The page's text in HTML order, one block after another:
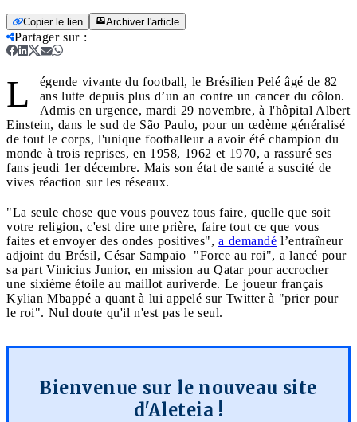
Copier le lien Archiver l'article
Partager sur:
L
égende vivante du football, le Brésilien Pelé âgé de 82
ans lutte depuis plus d’un an contre un cancer du côlon.
Admis en urgence, mardi 29 novembre, à l'hôpital Albert
Einstein, dans le sud de São Paulo, pour un œdème généralisé
de tout le corps, l'unique footballeur a avoir été champion du
monde à trois reprises, en 1958, 1962 et 1970, a rassuré ses
fans jeudi 1er décembre. Mais son état de santé a suscité de
vives réaction sur les réseaux.
"La seule chose que vous pouvez tous faire, quelle que soit
votre religion, c'est dire une prière, faire tout ce que vous
faites et envoyer des ondes positives", a demandé l’entraîneur
adjoint du Brésil, César Sampaio "Force au roi", a lancé pour
sa part Vinicius Junior, en mission au Qatar pour accrocher
une sixième étoile au maillot auriverde. Le joueur français
Kylian Mbappé a quant à lui appelé sur Twitter à "prier pour
le roi". Nul doute qu'il n'est pas le seul.
Bienvenue sur le nouveau site
d'Aleteia !